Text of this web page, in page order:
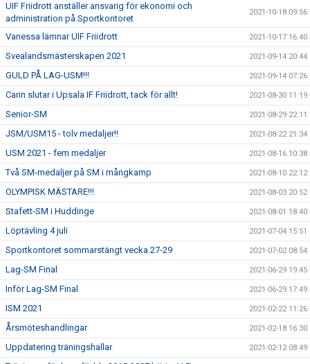
UIF Friidrott anställer ansvarig för ekonomi och
administration på Sportkontoret
2021-10-18 09:56
Vanessa lämnar UIF Friidrott 2021-10-17 16:40
Svealandsmästerskapen 2021 2021-09-14 20:44
GULD PÅ LAG-USM!!! 2021-09-14 07:26
Carin slutar i Upsala IF Friidrott, tack för allt! 2021-08-30 11:19
Senior-SM 2021-08-29 22:11
JSM/USM15 - tolv medaljer!! 2021-08-22 21:34
USM 2021 - fem medaljer 2021-08-16 10:38
Två SM-medaljer på SM i mångkamp 2021-08-10 22:12
OLYMPISK MÄSTARE!!! 2021-08-03 20:52
Stafett-SM i Huddinge 2021-08-01 18:40
Löptävling 4 juli 2021-07-04 15:51
Sportkontoret sommarstängt vecka 27-29 2021-07-02 08:54
Lag-SM Final 2021-06-29 19:45
Inför Lag-SM Final 2021-06-29 17:49
ISM 2021 2021-02-22 11:26
Årsmöteshandlingar 2021-02-18 16:30
Uppdatering träningshallar 2021-02-12 08:49